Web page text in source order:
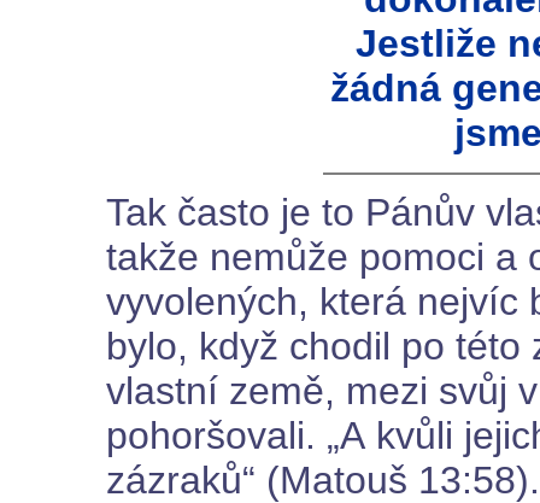
Jestliže
žádná
Tak často je to Pánův
takže nemůže pomoci a
vyvolených, která nejvíc
bylo, když chodil po této
vlastní země, mezi svůj
pohoršovali. „A kvůli
zázraků“ (Matouš 13:58).